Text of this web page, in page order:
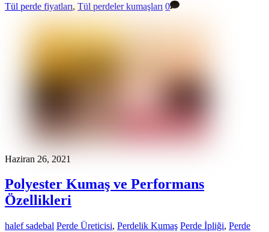
Tül perde fiyatları, Tül perdeler kumaşları 0
Haziran 26, 2021
Polyester Kumaş ve Performans
Özellikleri
halef sadebal Perde Üreticisi, Perdelik Kumaş Perde İpliği, Perde